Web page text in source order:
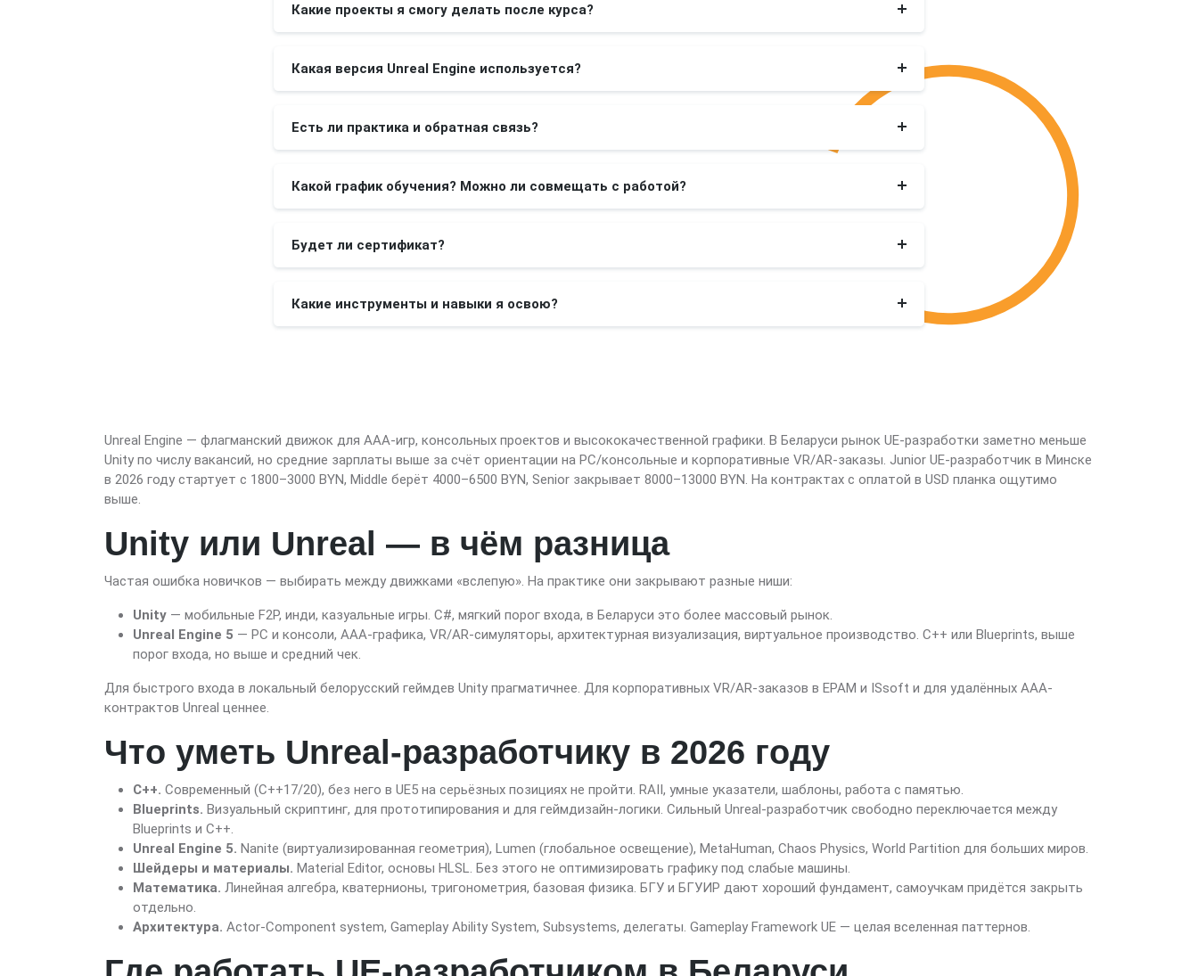
Какие проекты я смогу делать после курса?
Какая версия Unreal Engine используется?
Есть ли практика и обратная связь?
Какой график обучения? Можно ли совмещать с работой?
Будет ли сертификат?
Какие инструменты и навыки я освою?
Unreal Engine — флагманский движок для AAA-игр, консольных проектов и высококачественной графики. В Беларуси рынок UE-разработки заметно меньше
Unity по числу вакансий, но средние зарплаты выше за счёт ориентации на PC/консольные и корпоративные VR/AR-заказы. Junior UE-разработчик в Минске
в 2026 году стартует с 1800–3000 BYN, Middle берёт 4000–6500 BYN, Senior закрывает 8000–13000 BYN. На контрактах с оплатой в USD планка ощутимо
выше.
Unity или Unreal — в чём разница
Частая ошибка новичков — выбирать между движками «вслепую». На практике они закрывают разные ниши:
Unity — мобильные F2P, инди, казуальные игры. C#, мягкий порог входа, в Беларуси это более массовый рынок.
Unreal Engine 5 — PC и консоли, AAA-графика, VR/AR-симуляторы, архитектурная визуализация, виртуальное производство. C++ или Blueprints, выше
порог входа, но выше и средний чек.
Для быстрого входа в локальный белорусский геймдев Unity прагматичнее. Для корпоративных VR/AR-заказов в EPAM и ISsoft и для удалённых AAA-
контрактов Unreal ценнее.
Что уметь Unreal-разработчику в 2026 году
C++. Современный (C++17/20), без него в UE5 на серьёзных позициях не пройти. RAII, умные указатели, шаблоны, работа с памятью.
Blueprints. Визуальный скриптинг, для прототипирования и для геймдизайн-логики. Сильный Unreal-разработчик свободно переключается между
Blueprints и C++.
Unreal Engine 5. Nanite (виртуализированная геометрия), Lumen (глобальное освещение), MetaHuman, Chaos Physics, World Partition для больших миров.
Шейдеры и материалы. Material Editor, основы HLSL. Без этого не оптимизировать графику под слабые машины.
Математика. Линейная алгебра, кватернионы, тригонометрия, базовая физика. БГУ и БГУИР дают хороший фундамент, самоучкам придётся закрыть
отдельно.
Архитектура. Actor-Component system, Gameplay Ability System, Subsystems, делегаты. Gameplay Framework UE — целая вселенная паттернов.